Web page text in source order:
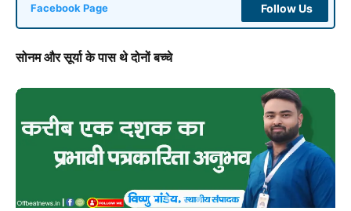
Facebook Page Follow Us
सोनम और सूर्या के पास थे दोनों बच्चे